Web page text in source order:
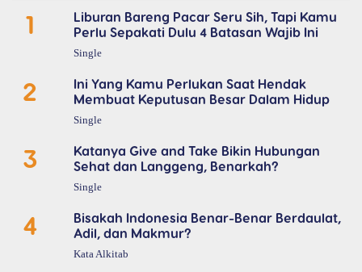
1
Liburan Bareng Pacar Seru Sih, Tapi Kamu
Perlu Sepakati Dulu 4 Batasan Wajib Ini
Single
2
Ini Yang Kamu Perlukan Saat Hendak
Membuat Keputusan Besar Dalam Hidup
Single
3
Katanya Give and Take Bikin Hubungan
Sehat dan Langgeng, Benarkah?
Single
4
Bisakah Indonesia Benar-Benar Berdaulat,
Adil, dan Makmur?
Kata Alkitab